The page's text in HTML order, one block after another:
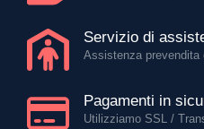
Servizio di
Assistenza prevendita
Pagamenti in
Utilizziamo SSL /